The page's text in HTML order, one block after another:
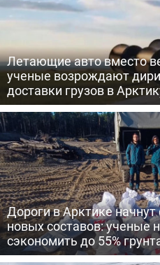
Летающие авто вместо
ученые возрождают
доставки грузов в
Дороги в Арктике
новых составов: ученые
сэкономить до 55%